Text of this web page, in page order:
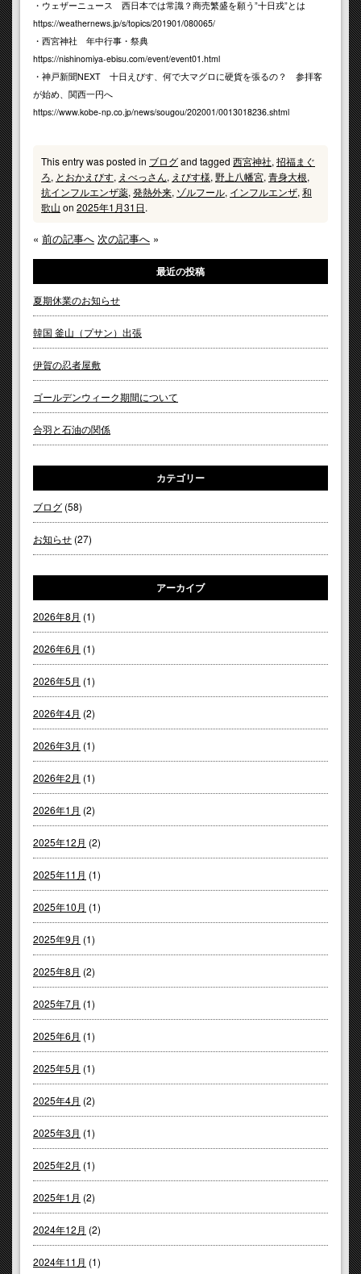
・ウェザーニュース 西日本では常識？ 商売繁盛を願う”十日戎”とは
https://weathernews.jp/s/topics/201901/080065/
・西宮神社 年中行事・祭典
https://nishinomiya-ebisu.com/event/event01.html
・神戸新聞NEXT 十日えびす、何で大マグロに硬貨を張るの？ 参拝客
が始め、関西一円へ
https://www.kobe-np.co.jp/news/sougou/202001/0013018236.shtml
This entry was posted in ブログand tagged 西宮神社, 招福まぐ
ろ, とおかえびす, えべっさん, えびす様, 野上八幡宮, 青身大根,
抗インフルエンザ薬, 発熱外来, ゾルフール, インフルエンザ, 和
歌山 on 2025年1月31日.
« 前の記事へ 次の記事へ »
最近の投稿
夏期休業のお知らせ
韓国 釜山（プサン）出張
伊賀の忍者屋敷
ゴールデンウィーク期間について
合羽と石油の関係
カテゴリー
ブログ (58)
お知らせ (27)
アーカイブ
2026年8月 (1)
2026年6月 (1)
2026年5月 (1)
2026年4月 (2)
2026年3月 (1)
2026年2月 (1)
2026年1月 (2)
2025年12月 (2)
2025年11月 (1)
2025年10月 (1)
2025年9月 (1)
2025年8月 (2)
2025年7月 (1)
2025年6月 (1)
2025年5月 (1)
2025年4月 (2)
2025年3月 (1)
2025年2月 (1)
2025年1月 (2)
2024年12月 (2)
2024年11月 (1)